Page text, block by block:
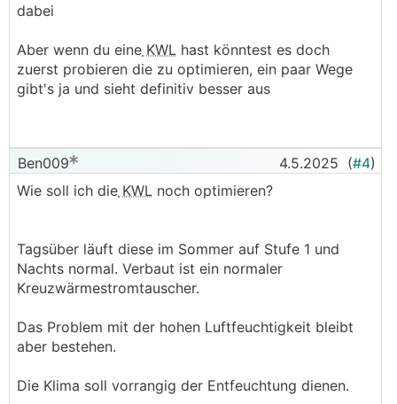
ansonsten Kondensatleitung in der Muffe mittels
befestigen
───────────────
Das wäre natürlich das optimum, aber leider...
dabei
Aber wenn du eine KWL hast könntest es doch
zuerst probieren die zu optimieren, ein paar Wege
gibt's ja und sieht definitiv besser aus
Ben009 4.5.2025 (#4)
Wie soll ich die KWL noch optimieren?
Tagsüber läuft diese im Sommer auf Stufe 1 und
Nachts normal. Verbaut ist ein normaler
Kreuzwärmestromtauscher.
Das Problem mit der hohen Luftfeuchtigkeit bleibt
aber bestehen.
Die Klima soll vorrangig der Entfeuchtung dienen.